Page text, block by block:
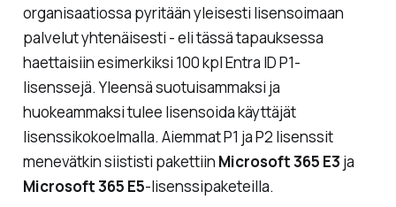
organisaatiossa pyritään yleisesti lisensoimaan
palvelut yhtenäisesti - eli tässä tapauksessa
haettaisiin esimerkiksi 100 kpl Entra ID P1-
lisenssejä. Yleensä suotuisammaksi ja
huokeammaksi tulee lisensoida käyttäjät
lisenssikokoelmalla. Aiemmat P1 ja P2 lisenssit
menevätkin siististi pakettiin Microsoft 365 E3 ja
Microsoft 365 E5-lisenssipaketeilla.